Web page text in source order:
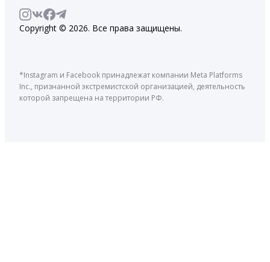
Copyright © 2026. Все права защищены.
*Instagram и Facebook принадлежат компании Meta Platforms
Inc., признанной экстремистской организацией, деятельность
которой запрещена на территории РФ.